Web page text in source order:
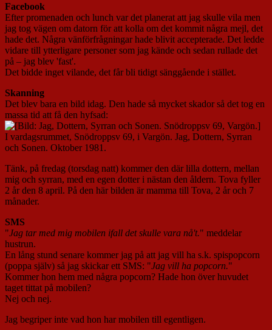
Facebook
Efter promenaden och lunch var det planerat att jag skulle vila men
jag tog vägen om datorn för att kolla om det kommit några mejl, det
hade det. Några vänförfrågningar hade blivit accepterade. Det ledde
vidare till ytterligare personer som jag kände och sedan rullade det
på – jag blev 'fast'.
Det bidde inget vilande, det får bli tidigt sänggående i stället.
Skanning
Det blev bara en bild idag. Den hade så mycket skador så det tog en
massa tid att få den hyfsad:
I vardagsrummet, Snödroppsv 69, i Vargön. Jag, Dottern, Syrran
och Sonen. Oktober 1981.
Tänk, på fredag (torsdag natt) kommer den där lilla dottern, mellan
mig och syrran, med en egen dotter i nästan den åldern. Tova fyller
2 år den 8 april. På den här bilden är mamma till Tova, 2 år och 7
månader.
SMS
"Jag tar med mig mobilen ifall det skulle vara nå't." meddelar
hustrun.
En lång stund senare kommer jag på att jag vill ha s.k. spispopcorn
(poppa själv) så jag skickar ett SMS: "Jag vill ha popcorn."
Kommer hon hem med några popcorn? Hade hon över huvudet
taget tittat på mobilen?
Nej och nej.
Jag begriper inte vad hon har mobilen till egentligen.